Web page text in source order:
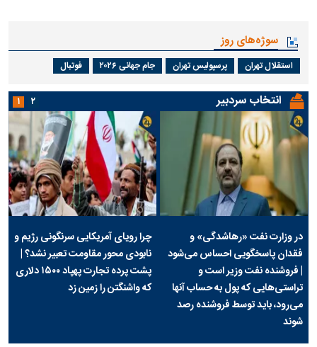
سوژه‌های روز
استقلال تهران پرسپولیس تهران جام جهانی ۲۰۲۶ فوتبال
انتخاب سردبیر
در وزارت نفت «رهاشدگی» و
فقدان پاسخگویی احساس می‌شود
| فروشنده نفت وزیر است و
تراستی‌هایی که پول به حساب آنها
می‌رود، باید توسط فروشنده رصد
شوند
چرا رویای آمریکایی سرنگونی رژیم و
نابودی محور مقاومت تعبیر نشد؟ |
پشت پرده تجارت پهپاد‌ ۱۵۰۰ دلاری
که واشنگتن را زمین زد
۱ ۲